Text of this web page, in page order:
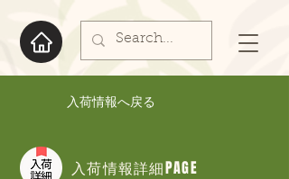
入荷情報へ戻る
入荷情報詳細PAGE